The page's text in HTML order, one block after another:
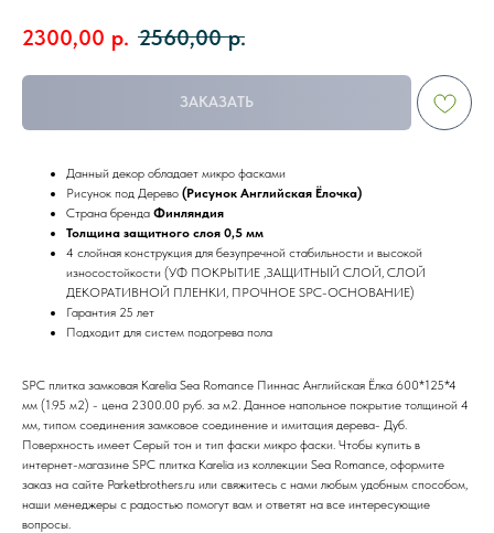
2300,00 р. 2560,00 р.
ЗАКАЗАТЬ
Данный декор обладает микро фасками
Рисунок под Дерево (Рисунок Английская Ёлочка)
Страна бренда Финляндия
Толщина защитного слоя 0,5 мм
4 слойная конструкция для безупречной стабильности и высокой
износостойкости (УФ ПОКРЫТИЕ ,ЗАЩИТНЫЙ СЛОЙ, СЛОЙ
ДЕКОРАТИВНОЙ ПЛЕНКИ, ПРОЧНОЕ SPC-ОСНОВАНИЕ)
Гарантия 25 лет
Подходит для систем подогрева пола
SPC плитка замковая Karelia Sea Romance Пиннас Английская Ёлка 600*125*4
мм (1.95 м2) - цена 2300.00 руб. за м2. Данное напольное покрытие толщиной 4
мм, типом соединения замковое соединение и имитация дерева- Дуб.
Поверхность имеет Серый тон и тип фаски микро фаски. Чтобы купить в
интернет-магазине SPC плитка Karelia из коллекции Sea Romance, оформите
заказ на сайте Parketbrothers.ru или свяжитесь с нами любым удобным способом,
наши менеджеры с радостью помогут вам и ответят на все интересующие
вопросы.